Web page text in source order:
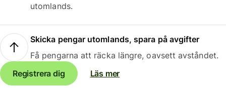
utomlands.
Skicka pengar utomlands, spara på avgifter
Få pengarna att räcka längre, oavsett avståndet.
Registrera dig
Läs mer